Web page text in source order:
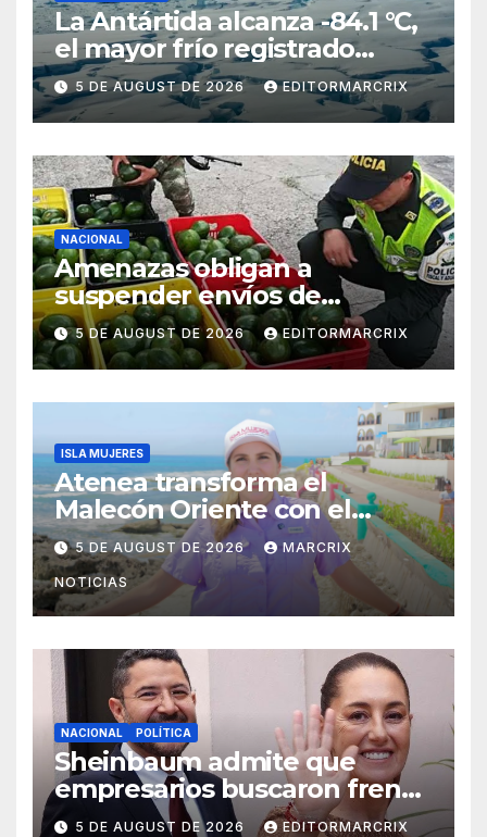
La Antártida alcanza -84.1 °C,
el mayor frío registrado
desde 2012
5 DE AUGUST DE 2026 EDITORMARCRIX
NACIONAL
Amenazas obligan a
suspender envíos de
aguacate michoacano a EU
5 DE AUGUST DE 2026 EDITORMARCRIX
ISLA MUJERES
Atenea transforma el
Malecón Oriente con el
nuevo Paseo de las Sirenas
5 DE AUGUST DE 2026 MARCRIX
NOTICIAS
NACIONAL POLÍTICA
Sheinbaum admite que
empresarios buscaron frenar
llegada de Batres a la Corte
5 DE AUGUST DE 2026 EDITORMARCRIX